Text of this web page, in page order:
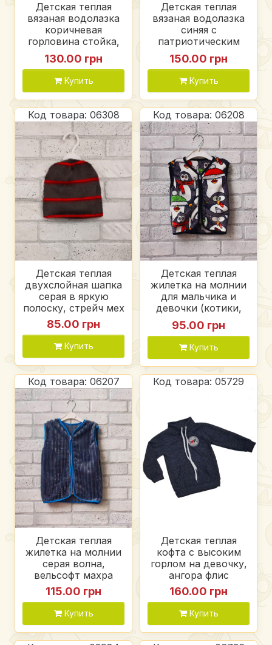
Детская теплая
вязаная водолазка
коричневая
горловина стойка,
вязка акрил
130.00 грн
Купить
Детская теплая
вязаная водолазка
синяя с
патриотическим
принтом (i'm
ukrainian) для
девочки и
мальчика, 20%
шерсть 80% акрил
150.00 грн
Купить
Код товара: 06308
Детская теплая
двухслойная шапка
серая в яркую
полоску, стрейч мех
85.00 грн
Купить
Код товара: 06208
Детская теплая
жилетка на молнии
для мальчика и
девочки (котики,
пингвины),
вельсофт махра
95.00 грн
Купить
Код товара: 06207
Детская теплая
жилетка на молнии
серая волна,
вельсофт махра
115.00 грн
Купить
Код товара: 05729
Детская теплая
кофта с высоким
горлом на девочку,
ангора флис
160.00 грн
Купить